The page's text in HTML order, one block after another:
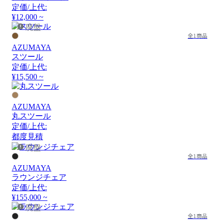
定価/上代:
¥12,000 ~
廃盤
全1商品
AZUMAYA
スツール
定価/上代:
¥15,500 ~
AZUMAYA
丸スツール
定価/上代:
都度見積
廃盤
全1商品
AZUMAYA
ラウンジチェア
定価/上代:
¥155,000 ~
廃盤
全1商品